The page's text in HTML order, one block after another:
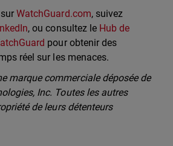
surWatchGuard.com, suivez
, ou consultez le Hub de
pour obtenir des
réel sur les menaces.
marque commerciale déposée de
Inc. Toutes les autres
de leurs détenteurs